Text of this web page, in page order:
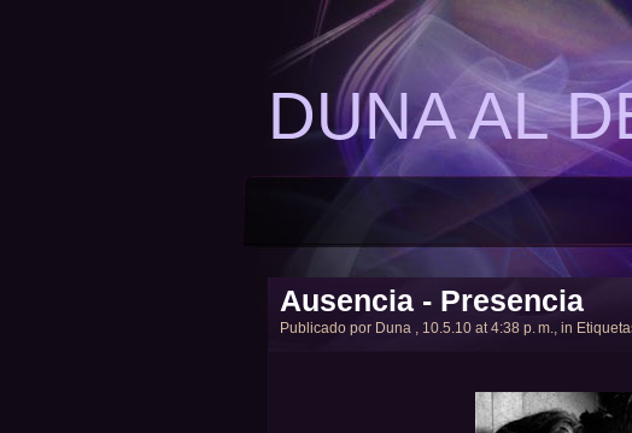
DUNA AL
Ausencia - Presencia
Publicado por Duna , 10.5.10 at 4:38 p. m., in